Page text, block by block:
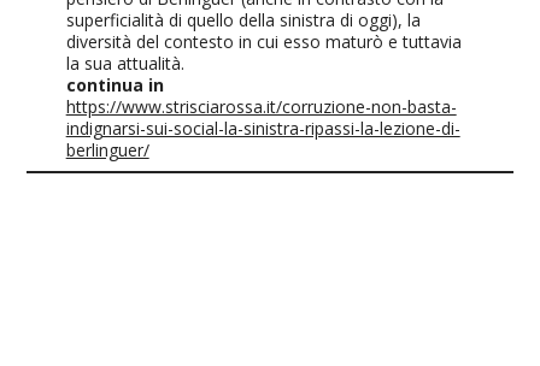
superficialità di quello della sinistra di oggi), la
diversità del contesto in cui esso maturò e tuttavia
la sua attualità.
continua in
https://www.strisciarossa.it/corruzione-non-basta-
indignarsi-sui-social-la-sinistra-ripassi-la-lezione-di-
berlinguer/